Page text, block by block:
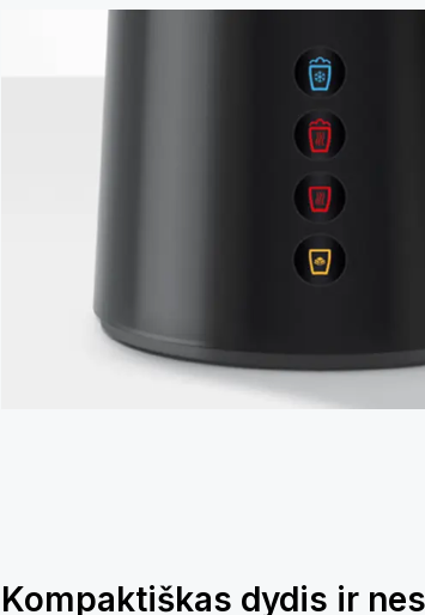
Kompaktiškas dydis ir